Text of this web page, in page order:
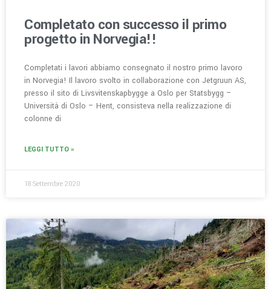
Completato con successo il primo
progetto in Norvegia!!
Completati i lavori abbiamo consegnato il nostro primo lavoro
in Norvegia! Il lavoro svolto in collaborazione con Jetgruun AS,
presso il sito di Livsvitenskapbygge a Oslo per Statsbygg –
Università di Oslo – Hent, consisteva nella realizzazione di
colonne di
LEGGI TUTTO »
18 Settembre 2020